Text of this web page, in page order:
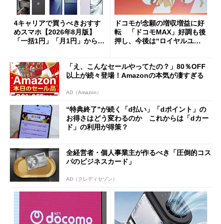
4キャリアで買うべきおすす
めスマホ【2026年8月版】
「一括1円」「月1円」からお
ドコモが念願の増収増益に好
転 「ドコモMAX」好調も後
押し、今後は“ロイヤルユー
「え、こんなセールやってたの？」80％OFF
以上が続々登場！Amazonの本気が凄すぎる
AD（Amazon）
“特典終了”が続く「d払い」「dポイント」の
お得さはどう変わるのか これからは「dカー
ド」の利用が得策？
全経営者・個人事業主が作るべき「圧倒的コス
パのビジネスカード」
AD（クレディセゾン）